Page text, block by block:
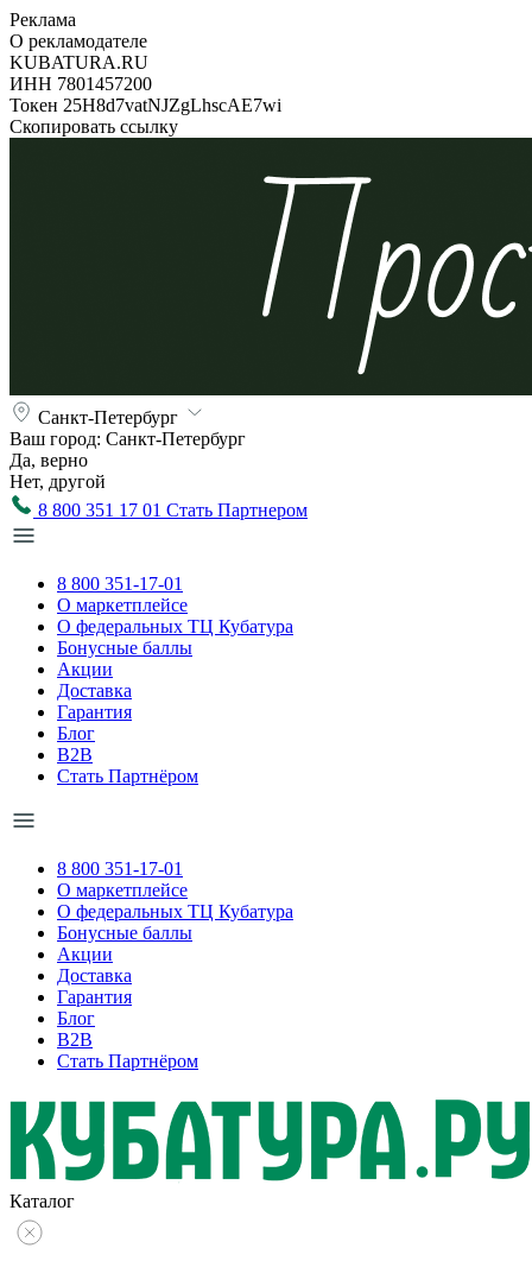
Реклама
О рекламодателе
KUBATURA.RU
ИНН 7801457200
Токен 25H8d7vatNJZgLhscAE7wi
Скопировать ссылку
Санкт-Петербург
Ваш город: Санкт-Петербург
Да, верно
Нет, другой
8 800 351 17 01 Стать Партнером
8 800 351-17-01
О маркетплейсе
О федеральных ТЦ Кубатура
Бонусные баллы
Акции
Доставка
Гарантия
Блог
B2B
Стать Партнёром
8 800 351-17-01
О маркетплейсе
О федеральных ТЦ Кубатура
Бонусные баллы
Акции
Доставка
Гарантия
Блог
B2B
Стать Партнёром
Каталог